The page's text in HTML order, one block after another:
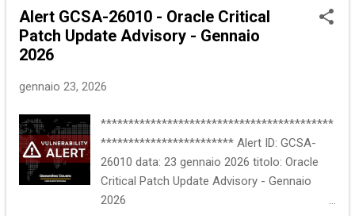
circa 241 vulnerabilita', presenti in 28 famiglie
di prodotti. Maggiori informazioni sono
Server Oracle E-Business Suite Oracle Java
prodotti interessati, per una descrizione
completa si rimanda alla segnalazione
ufficiale nella sezione "Riferimenti". :: Impatto
Denial of Service (DoS) Esecuzione remota
Alert GCSA-26010 - Oracle Critical
Patch Update Advisory - Gennaio
2026
gennaio 23, 2026
******************************************
************************ Alert ID: GCSA-
26010 data: 23 gennaio 2026 titolo: Oracle
Critical Patch Update Advisory - Gennaio
2026